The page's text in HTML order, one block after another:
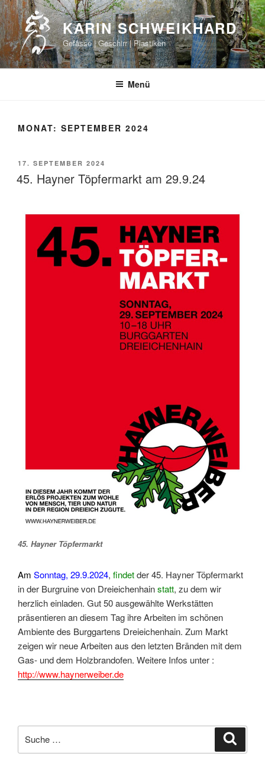
Zum
Inhalt
springen
KARIN SCHWEIKHARD
Gefässe | Geschirr | Plastiken
Menü
MONAT: SEPTEMBER 2024
VERÖFFENTLICHT
17. SEPTEMBER 2024
45. Hayner Töpfermarkt am 29.9.24
45. Hayner Töpfermarkt
Am Sonntag, 29.9.2024, findetder 45. Hayner Töpfermarkt
in der Burgruine von Dreieichenhainstatt, zu dem wir
herzlich einladen. Gut 50 ausgewählte Werkstätten
präsentieren an diesem Tag ihre Arbeiten im schönen
Ambiente des Burggartens Dreieichenhain. Zum Markt
zeigen wir neue Arbeiten aus den letzten Bränden mit dem
Gas- und dem Holzbrandofen. Weitere Infos unter :
http://www.haynerweiber.de
nach: